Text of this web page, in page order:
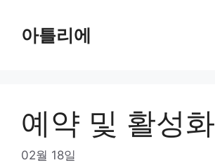
content아틀리에
예약 및 활성화
02월 18일